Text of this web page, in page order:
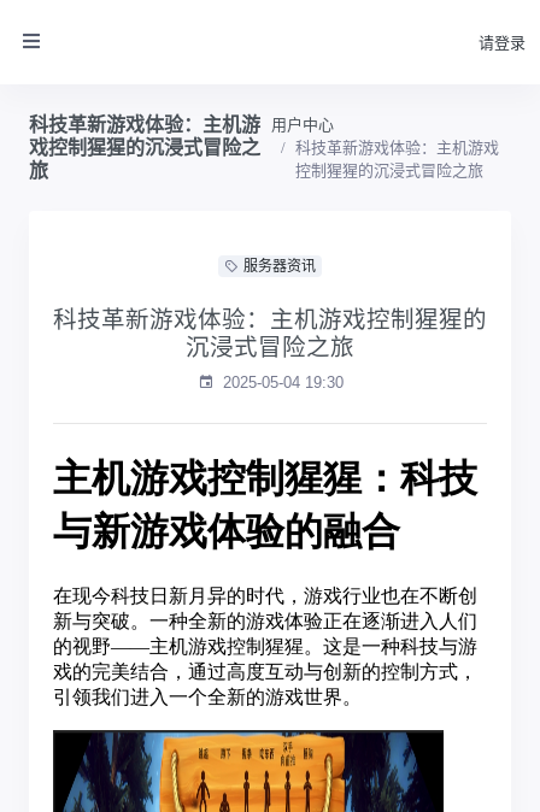
请登录
科技革新游戏体验：主机游
戏控制猩猩的沉浸式冒险之
旅
用户中心
科技革新游戏体验：主机游戏
控制猩猩的沉浸式冒险之旅
服务器资讯
科技革新游戏体验：主机游戏控制猩猩的
沉浸式冒险之旅
2025-05-04 19:30